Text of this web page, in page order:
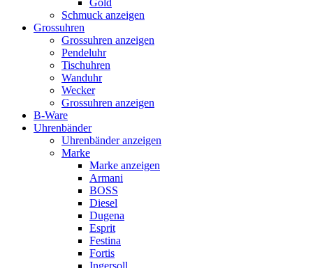
Gold
Schmuck anzeigen
Grossuhren
Grossuhren anzeigen
Pendeluhr
Tischuhren
Wanduhr
Wecker
Grossuhren anzeigen
B-Ware
Uhrenbänder
Uhrenbänder anzeigen
Marke
Marke anzeigen
Armani
BOSS
Diesel
Dugena
Esprit
Festina
Fortis
Ingersoll